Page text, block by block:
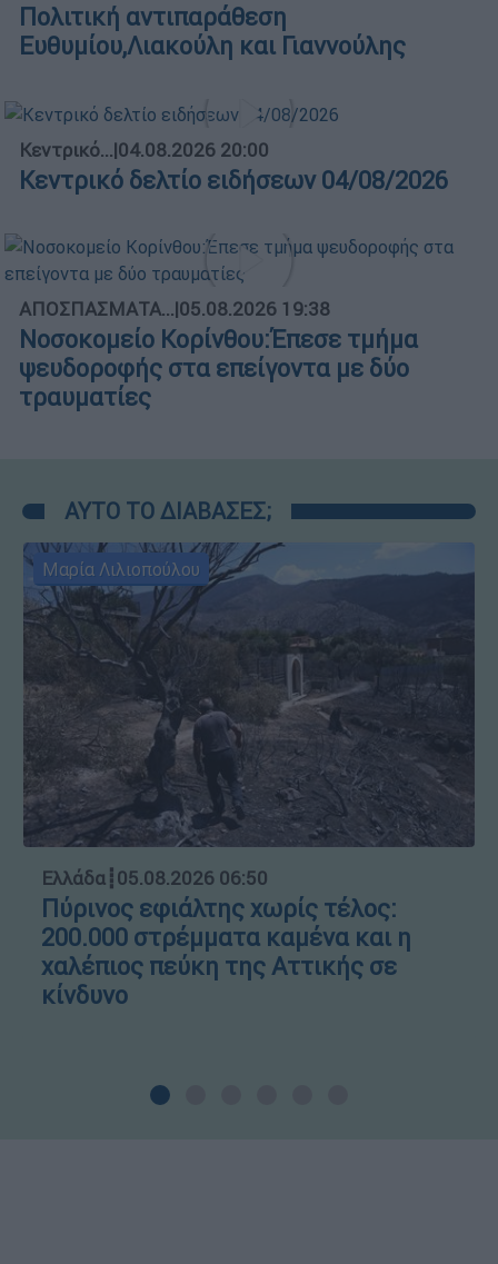
Πολιτική αντιπαράθεση
Ευθυμίου,Λιακούλη και Γιαννούλης
Κεντρικό...|04.08.2026 20:00
Κεντρικό δελτίο ειδήσεων 04/08/2026
ΑΠΟΣΠΑΣΜΑΤΑ...|05.08.2026 19:38
Νοσοκομείο Κορίνθου:Έπεσε τμήμα
ψευδοροφής στα επείγοντα με δύο
τραυματίες
ΑΥΤΟ ΤΟ ΔΙΑΒΑΣΕΣ;
Μαρία Λιλιοπούλου
Ελλάδα┋05.08.2026 06:50
Πύρινος εφιάλτης χωρίς τέλος:
200.000 στρέμματα καμένα και η
χαλέπιος πεύκη της Αττικής σε
κίνδυνο